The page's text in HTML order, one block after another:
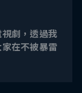
劇，透過我
在不被暴雷